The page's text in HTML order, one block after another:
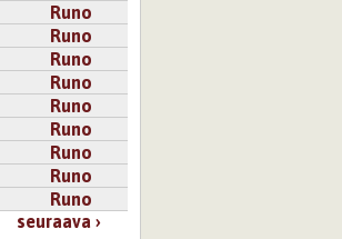
Runo
Runo
Runo
Runo
Runo
Runo
Runo
Runo
Runo
seuraava ›